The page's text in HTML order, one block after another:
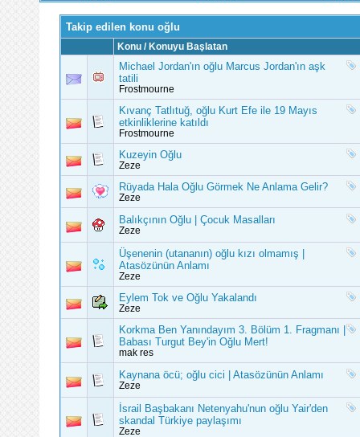
Takip edilen konu oğlu
Konu / Konuyu Başlatan
Michael Jordan'ın oğlu Marcus Jordan'ın aşk
tatili
Frostmourne
Kıvanç Tatlıtuğ, oğlu Kurt Efe ile 19 Mayıs
etkinliklerine katıldı
Frostmourne
Kuzeyin Oğlu
Zeze
Rüyada Hala Oğlu Görmek Ne Anlama Gelir?
Zeze
Balıkçının Oğlu | Çocuk Masalları
Zeze
Üşenenin (utananın) oğlu kızı olmamış |
Atasözünün Anlamı
Zeze
Eylem Tok ve Oğlu Yakalandı
Zeze
Korkma Ben Yanındayım 3. Bölüm 1. Fragmanı |
Babası Turgut Bey'in Oğlu Mert!
mak res
Kaynana öcü; oğlu cici | Atasözünün Anlamı
Zeze
İsrail Başbakanı Netenyahu'nun oğlu Yair'den
skandal Türkiye paylaşımı
Zeze